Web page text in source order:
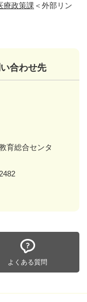
療政策課 ＜外部リン
合わせ先
育総合センタ
よくある質問